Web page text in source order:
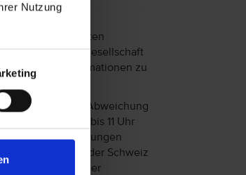
Nutzung
Fluggesellschaften
je nach Fluggesellschaft
Reise bei Informationen zu
15 Uhr (örtliche Abweichung
Sie Ihr Zimmer bis 11 Uhr
Nur-Hotel-Buchungen
EU-Land oder der Schweiz
dass der Hotelier